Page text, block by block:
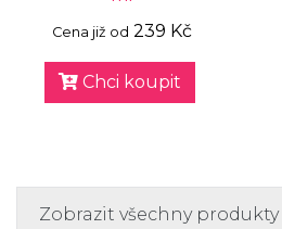
Cena již od 239 Kč
Chci koupit
Zobrazit všechny produkty